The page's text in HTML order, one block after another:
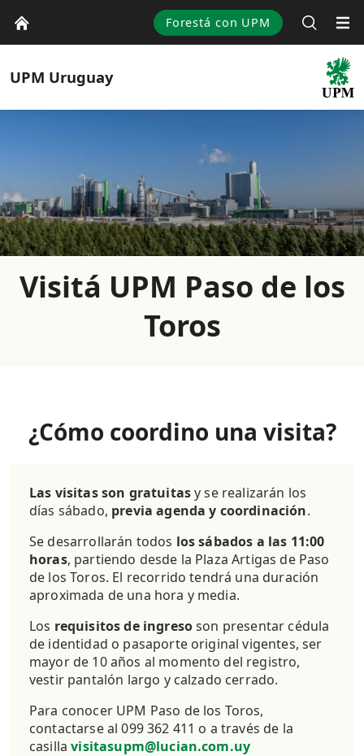
Forestá con UPM
UPM Uruguay
Visitá UPM Paso de los
Toros
¿Cómo coordino una visita?
Las visitas son gratuitasy se realizarán los
días sábado, previa agenda y coordinación.
Se desarrollarán todos los sábados a las 11:00
horas, partiendo desde la Plaza Artigas de Paso
de los Toros. El recorrido tendrá una duración
aproximada de una hora y media.
Los requisitos de ingresoson presentar cédula
de identidad o pasaporte original vigentes, ser
mayor de 10 años al momento del registro,
vestir pantalón largo y calzado cerrado.
Para conocer UPM Paso de los Toros,
contactarse al 099 362 411 o a través de la
casillavisitasupm@lucian.com.uy